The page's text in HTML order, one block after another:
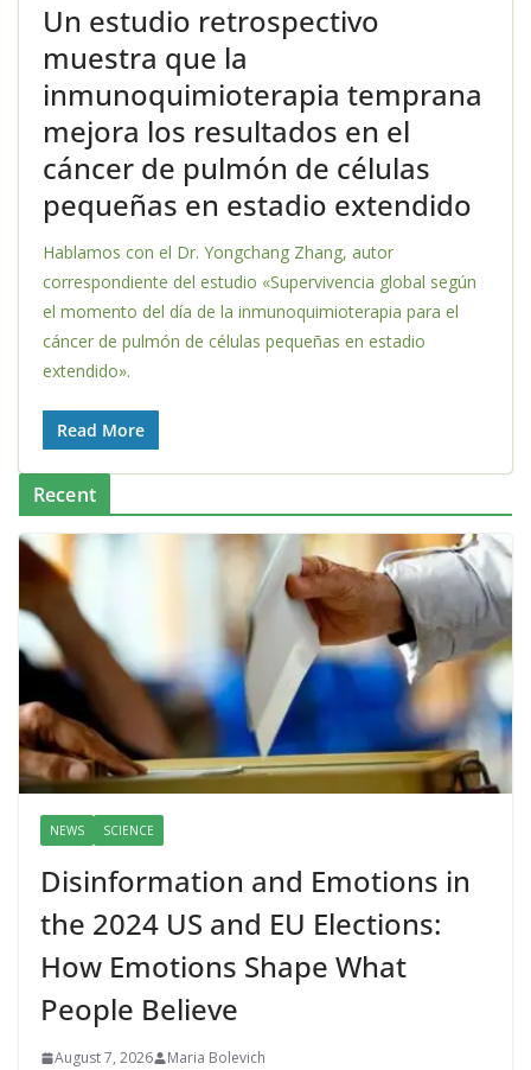
Un estudio retrospectivo
muestra que la
inmunoquimioterapia temprana
mejora los resultados en el
cáncer de pulmón de células
pequeñas en estadio extendido
Hablamos con el Dr. Yongchang Zhang, autor
correspondiente del estudio «Supervivencia global según
el momento del día de la inmunoquimioterapia para el
cáncer de pulmón de células pequeñas en estadio
extendido».
Read More
Recent
NEWS SCIENCE
Disinformation and Emotions in
the 2024 US and EU Elections:
How Emotions Shape What
People Believe
August 7, 2026 Maria Bolevich